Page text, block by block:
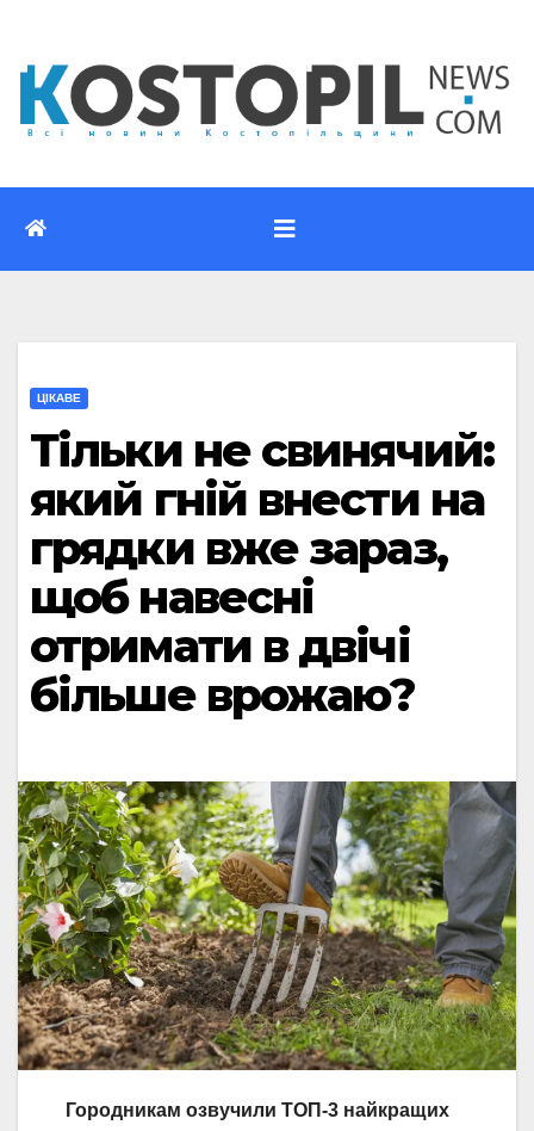
вмісту
ЦІКАВЕ
Тільки не свинячий:
який гній внести на
грядки вже зараз,
щоб навесні
отримати в двічі
більше врожаю?
Городникам озвучили ТОП-3 найкращих